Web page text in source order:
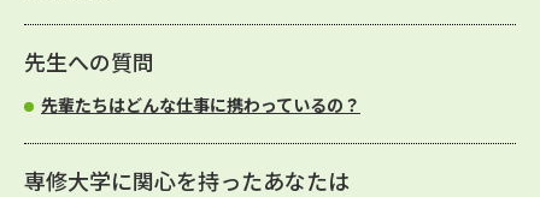
先生への質問
先輩たちはどんな仕事に携わっているの？
専修大学に関心を持ったあなたは